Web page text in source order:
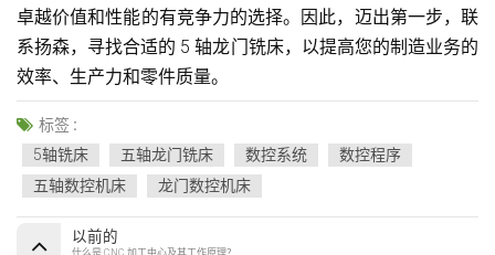
卓越价值和性能的有竞争力的选择。因此，迈出第一步，联
系扬森，寻找合适的 5 轴龙门铣床，以提高您的制造业务的
效率、生产力和零件质量。
标签 :
5轴铣床
五轴龙门铣床 数控系统
数控程序
五轴数控机床
龙门数控机床
以前的
什么是 CNC 加工中心及其工作原理？